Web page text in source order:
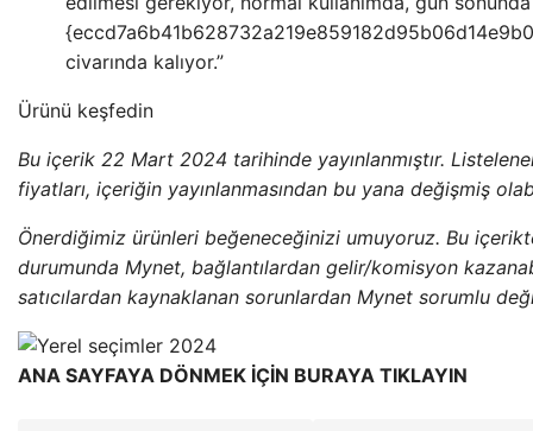
civarında kalıyor.”
Ürünü keşfedin
Bu içerik 22 Mart 2024 tarihinde yayınlanmıştır.
fiyatları, içeriğin yayınlanmasından bu yana değişmiş
Önerdiğimiz ürünleri beğeneceğinizi umuyoruz. Bu
durumunda Mynet, bağlantılardan gelir/komisyon
satıcılardan kaynaklanan sorunlardan Mynet sorumlu
ANA SAYFAYA DÖNMEK İÇİN BURAYA TIKLAYIN